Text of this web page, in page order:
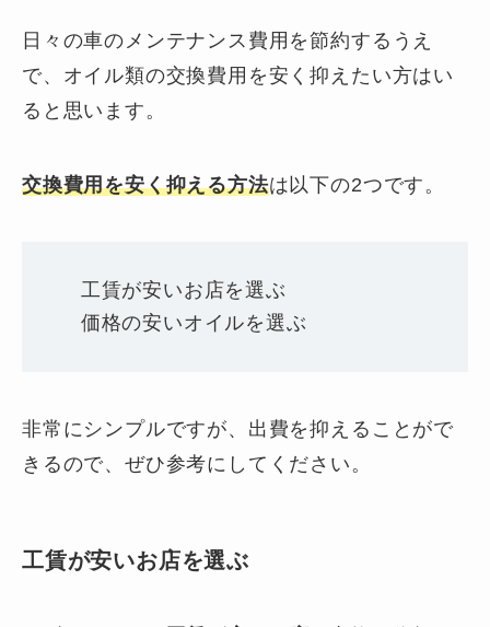
日々の車のメンテナンス費用を節約するうえ
で、オイル類の交換費用を安く抑えたい方はい
ると思います。
交換費用を安く抑える方法は以下の2つです。
工賃が安いお店を選ぶ
価格の安いオイルを選ぶ
非常にシンプルですが、出費を抑えることがで
きるので、ぜひ参考にしてください。
工賃が安いお店を選ぶ